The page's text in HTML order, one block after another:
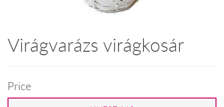
Virágvarázs virágkosár
Price